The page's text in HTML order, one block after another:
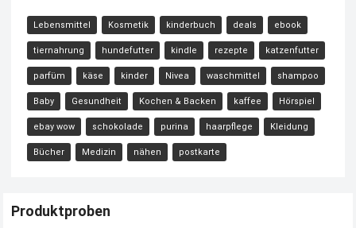
Lebensmittel Kosmetik kinderbuch deals ebook
tiernahrung hundefutter kindle rezepte katzenfutter
parfüm käse kinder Nivea waschmittel shampoo
Baby Gesundheit Kochen & Backen kaffee Hörspiel
ebay wow schokolade purina haarpflege Kleidung
Bücher Medizin nähen postkarte
Produktproben